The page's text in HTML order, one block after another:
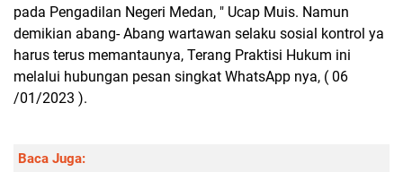
pada Pengadilan Negeri Medan, " Ucap Muis. Namun
demikian abang- Abang wartawan selaku sosial kontrol ya
harus terus memantaunya, Terang Praktisi Hukum ini
melalui hubungan pesan singkat WhatsApp nya, ( 06
/01/2023 ).
Baca Juga: